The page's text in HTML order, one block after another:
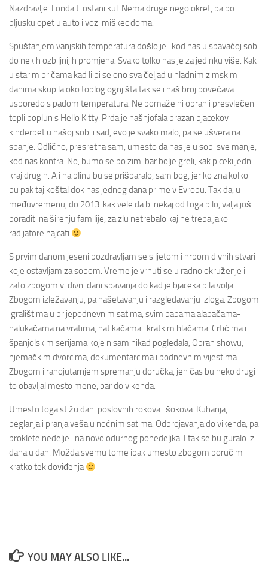
Nazdravlje. I onda ti ostani kul. Nema druge nego okret, pa po
pljusku opet u auto i vozi miškec doma.
Spuštanjem vanjskih temperatura došlo je i kod nas u spavaćoj sobi
do nekih ozbiljnijih promjena. Svako tolko nas je za jedinku više. Kak
u starim pričama kad li bi se ono sva čeljad u hladnim zimskim
danima skupila oko toplog ognjišta tak se i naš broj povećava
usporedo s padom temperatura. Ne pomaže ni opran i presvlečen
topli poplun s Hello Kitty. Prda je našnjofala prazan bjacekov
kinderbet u našoj sobi i sad, evo je svako malo, pa se ušvera na
spanje. Odlično, presretna sam, umesto da nas je u sobi sve manje,
kod nas kontra. No, bumo se po zimi bar bolje greli, kak piceki jedni
kraj drugih. A i na plinu bu se prišparalo, sam bog, jer ko zna kolko
bu pak taj koštal dok nas jednog dana prime v Evropu. Tak da, u
međuvremenu, do 2013. kak vele da bi nekaj od toga bilo, valja još
poraditi na širenju familije, za zlu netrebalo kaj ne treba jako
radijatore hajcati
S prvim danom jeseni pozdravljam se s ljetom i hrpom divnih stvari
koje ostavljam za sobom. Vreme je vrnuti se u radno okruženje i
zato zbogom vi divni dani spavanja do kad je bjaceka bila volja.
Zbogom izležavanju, pa našetavanju i razgledavanju izloga. Zbogom
igralištima u prijepodnevnim satima, svim babama alapačama-
nalukačama na vratima, natikačama i kratkim hlačama. Crtićima i
španjolskim serijama koje nisam nikad pogledala, Oprah showu,
njemačkim dvorcima, dokumentarcima i podnevnim vijestima.
Zbogom i ranojutarnjem spremanju doručka, jen čas bu neko drugi
to obavljal mesto mene, bar do vikenda.
Umesto toga stižu dani poslovnih rokova i šokova. Kuhanja,
peglanja i pranja veša u noćnim satima. Odbrojavanja do vikenda, pa
proklete nedelje i na novo odurnog ponedeljka. I tak se bu guralo iz
dana u dan. Možda svemu tome ipak umesto zbogom poručim
kratko tek doviđenja
YOU MAY ALSO LIKE...